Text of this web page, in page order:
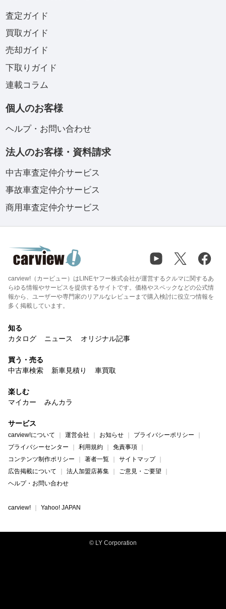
査定ガイド
買取ガイド
売却ガイド
下取りガイド
連載コラム
個人のお客様
ヘルプ・お問い合わせ
法人のお客様・資料請求
中古車査定仲介サービス
事故車査定仲介サービス
商用車査定仲介サービス
carview!（カービュー）はLINEヤフー株式会社が運営するクルマに関するあ
らゆる情報やサービスを提供するサイトです。価格やスペックなどの公式情
報から、ユーザーや専門家のリアルなレビューまで購入検討に役立つ情報を
多く掲載しています。
知る
カタログ
ニュース オリジナル記事
買う・売る
中古車検索
新車見積り 車買取
楽しむ
マイカー
みんカラ
サービス
carview!について 運営会社 お知らせ
プライバシーポリシー
プライバシーセンター
利用規約
免責事項
コンテンツ制作ポリシー
著者一覧
サイトマップ
広告掲載について
法人加盟店募集
ご意見・ご要望
ヘルプ・お問い合わせ
carview! Yahoo! JAPAN
© LY Corporation